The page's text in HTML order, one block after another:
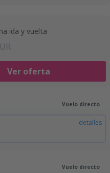
ida y vuelta
Ver oferta
Vuelo directo
detalles
Vuelo directo